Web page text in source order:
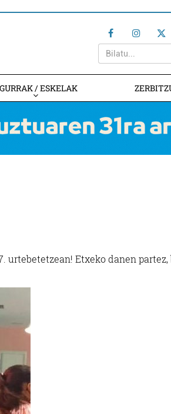
/ ESKELAK
urtebetetzean! Etxeko danen partez,